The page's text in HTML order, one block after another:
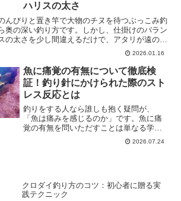
ハリスの太さ
んびりと置き竿で大物のチヌを待つぶっこみ釣
奥の深い釣り方です。しかし、仕掛けのバラン
の太さを少し間違えるだけで、アタリが遠のい
をバラしてしまうことも少なくありま...2026.01.16
魚に痛覚の有無について徹底検
証！釣り針にかけられた際のスト
レス反応とは
釣りをする人なら誰しも抱く疑問が、
「魚は痛みを感じるのか」です。魚に痛
覚の有無を問いただすことは単なる学問
的好奇心ではなく、釣りの倫理や魚の福
祉、さらには水産業などの実践的指針に
2026.07.24
クロダイ釣り方のコツ：初心者に贈る実
践テクニック